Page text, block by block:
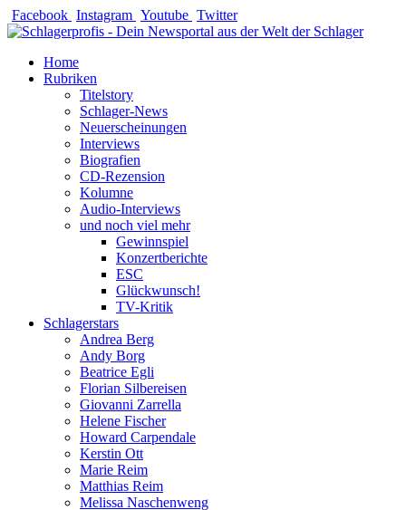
Zum
Inhalt
Facebook Instagram Youtube Twitter
Home
Rubriken
Titelstory
Schlager-News
Neuerscheinungen
Interviews
Biografien
CD-Rezension
Kolumne
Audio-Interviews
und noch viel mehr
Gewinnspiel
Konzertberichte
ESC
Glückwunsch!
TV-Kritik
Schlagerstars
Andrea Berg
Andy Borg
Beatrice Egli
Florian Silbereisen
Giovanni Zarrella
Helene Fischer
Howard Carpendale
Kerstin Ott
Marie Reim
Matthias Reim
Melissa Naschenweng